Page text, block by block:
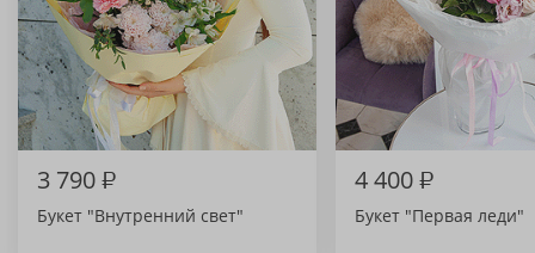
3 790₽
Букет "Внутренний свет"
4 400₽
Букет "Первая леди"